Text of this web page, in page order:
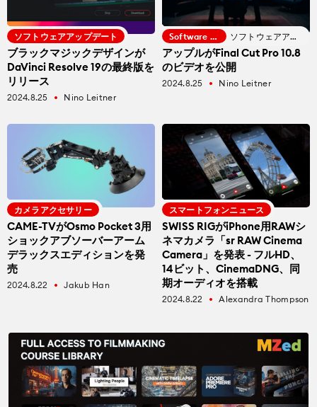
オーディオ
ソフトウエア
モニター
オーディオ
ソフトウエア
English Español 日本語
CineD Channels
の運営方針について
us
ソフトウェアアップデート
ブラックマジックデザインが
DaVinci Resolve 19の最終版を
リリース
2024.8.25 fiber_manual_record Nino Leitner
Software Update ソフトウェアアップデート
アップルがFinal Cut Pro 10.8
のビデオを公開
2024.8.25 fiber_manual_record Nino Leitner
カメラアクセサリー
CAME-TVがOsmo Pocket 3用
ショックアブソーバーアーム
デラックスエディションを発
売
2024.8.22 fiber_manual_record Jakub Han
スマートフォンニュース
SWISS RIGがiPhone用RAWシ
ネマカメラ「sr RAW Cinema
Camera」を発表 - フルHD、
14ビット、CinemaDNG、同
期オーディオを搭載
2024.8.22 fiber_manual_record Alexandra Thompson